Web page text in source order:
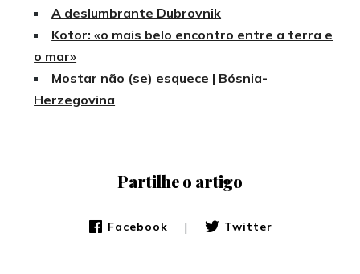
A deslumbrante Dubrovnik
Kotor: «o mais belo encontro entre a terra e
o mar»
Mostar não (se) esquece | Bósnia-
Herzegovina
Partilhe o artigo
Facebook | Twitter